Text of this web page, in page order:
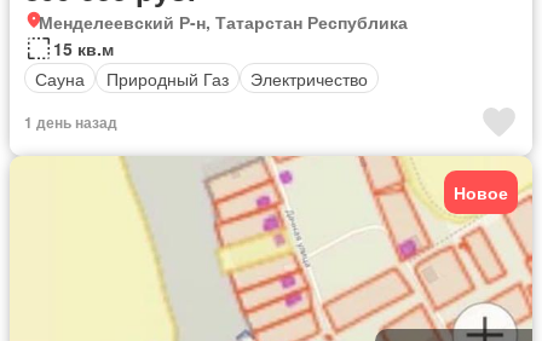
Менделеевский Р-н, Татарстан Республика
15 кв.м
Сауна
Природный Газ Электричество
1 день назад
Новое